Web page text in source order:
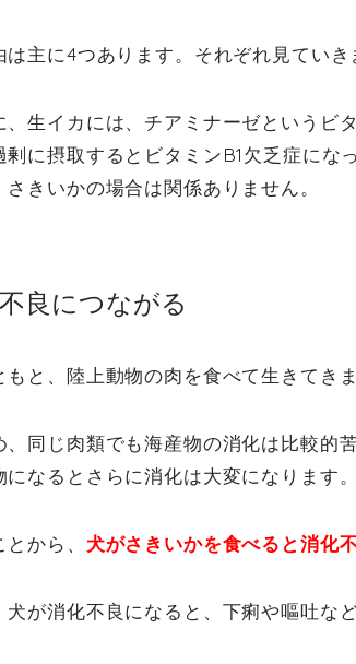
は主に4つあります。それぞれ見ていき
、生イカには、チアミナーゼというビ
剰に摂取するとビタミンB1欠乏症にな
さきいかの場合は関係ありません。
良につながる
もと、陸上動物の肉を食べて生きてきま
、同じ肉類でも海産物の消化は比較的
になるとさらに消化は大変になります。
から、 犬がさきいかを食べると消化
犬が消化不良になると、下痢や嘔吐な